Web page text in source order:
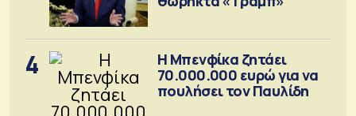
4
Η Μπενφίκα ζητάει
70.000.000 ευρώ για να
πουλήσει τον Παυλίδη